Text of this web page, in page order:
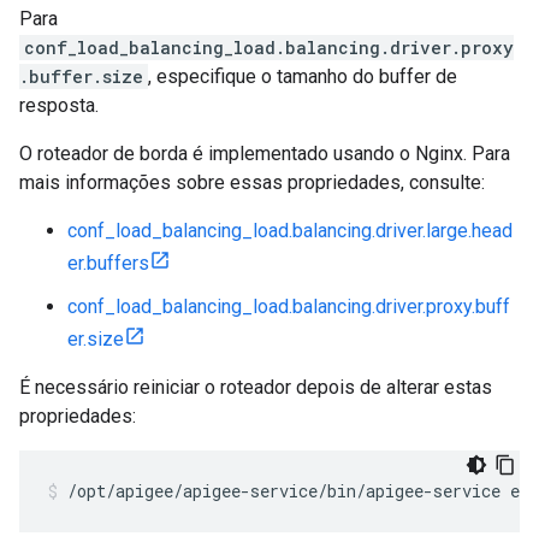
Para
conf_load_balancing_load.balancing.driver.proxy
.buffer.size , especifique o tamanho do buffer de
resposta.
O roteador de borda é implementado usando o Nginx. Para
mais informações sobre essas propriedades, consulte:
conf_load_balancing_load.balancing.driver.large.head
er.buffers
conf_load_balancing_load.balancing.driver.proxy.buff
er.size
É necessário reiniciar o roteador depois de alterar estas
propriedades:
/opt/apigee/apigee-service/bin/apigee-service